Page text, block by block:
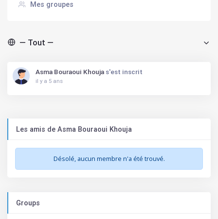
Mes groupes
Afficher par activité:
Asma Bouraoui Khouja s'est inscrit
il y a 5 ans
Les amis de Asma Bouraoui Khouja
Désolé, aucun membre n'a été trouvé.
Groups